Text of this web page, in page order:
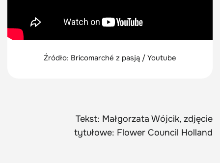
Źródło: Bricomarché z pasją / Youtube
Tekst: Małgorzata Wójcik, zdjęcie
tytułowe: Flower Council Holland